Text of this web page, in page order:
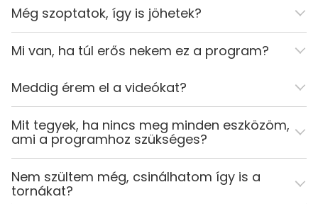
Még szoptatok, így is jöhetek?
Mi van, ha túl erős nekem ez a program?
Meddig érem el a videókat?
Mit tegyek, ha nincs meg minden eszközöm,
ami a programhoz szükséges?
Nem szültem még, csinálhatom így is a
tornákat?